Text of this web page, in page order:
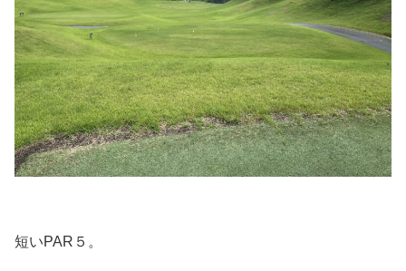
短いPAR５。